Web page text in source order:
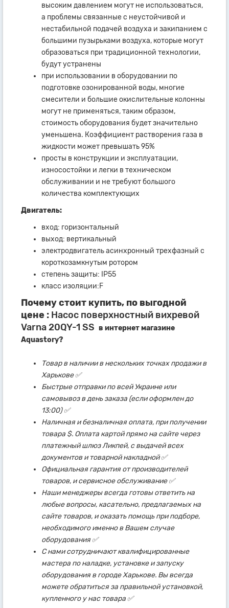
высоким давлением могут не использоваться,
а проблемы связанные с неустойчивой и
нестабильной подачей воздуха и закипанием с
большими пузырьками воздуха, которые могут
образоваться при традиционной технологии,
будут устранены
при использовании в оборудовании по
подготовке озонированной воды, многие
смесители и большие окислительные колонны
могут не применяться, таким образом,
стоимость оборудования будет значительно
уменьшена. Коэффициент растворения газа в
жидкости может превышать 95%
просты в конструкции и эксплуатации,
износостойки и легки в техническом
обслуживании и не требуют большого
количества комплектующих
Двигатель:
вход: горизонтальный
выход: вертикальный
электродвигатель асинхронный трехфазный с
короткозамкнутым ротором
степень защиты: IP55
класс изоляции:F
Почему стоит купить, по выгодной
цене : Насос поверхностный вихревой
Varna 20QY-1 SS в интернет магазине
Aquastory?
Товар в наличии в нескольких точках продажи в
Харькове ✅
Быстрые отправки по всей Украине или
самовывоз в день заказа (если оформлен до
13:00) ✅
Наличная и безналичная оплата, при получении
товара $. Оплата картой прямо на сайте через
платежный шлюз Ликпей, с выдачей всех
документов и товарной накладной ✅
Официальная гарантия от производителей
товаров, и сервисное обслуживание ✅
Наши менеджеры всегда готовы ответить на
любые вопросы, касательно, предлагаемых на
сайте товаров, и оказать помощь при подборе,
необходимого именно в Вашем случае
оборудования ✅
С нами сотрудничают квалифицированные
мастера по наладке, установке и запуску
оборудования в городе Харькове. Вы всегда
можете обратиться за правильной установкой,
купленного у нас товара ✅